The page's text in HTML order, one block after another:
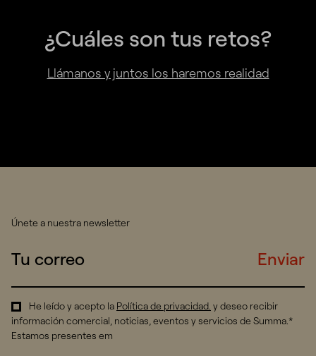
¿Cuáles son tus retos?
Llámanos y juntos los haremos realidad
Únete a nuestra newsletter
Enviar
He leído y acepto la Política de privacidad. y deseo recibir
información comercial, noticias, eventos y servicios de Summa.*
Estamos presentes em